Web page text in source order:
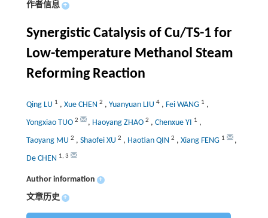
作者信息 +
Synergistic Catalysis of Cu/TS-1 for
Low-temperature Methanol Steam
Reforming Reaction
Qing LU 1 , Xue CHEN 2 , Yuanyuan LIU 4, Fei WANG 1 ,
Yongxiao TUO 2 , Haoyang ZHAO 2 , Chenxue YI 1 ,
Taoyang MU 2 , Shaofei XU 2 , Haotian QIN 2 , Xiang FENG 1
,
De CHEN 1, 3
Author information +
文章历史 +